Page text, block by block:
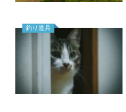
釣り道具